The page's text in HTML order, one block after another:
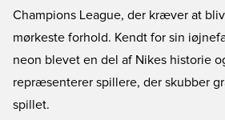
Champions League, der kræver at
mørkeste forhold. Kendt for sin
neon blevet en del af Nikes historie
repræsenterer spillere, der skubber
spillet.